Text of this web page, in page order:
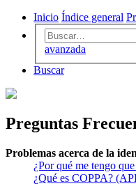
Inicio Índice general
avanzada
Buscar
Preguntas
Problemas acerca de la
¿Por qué me tengo
¿Qué es COPPA?